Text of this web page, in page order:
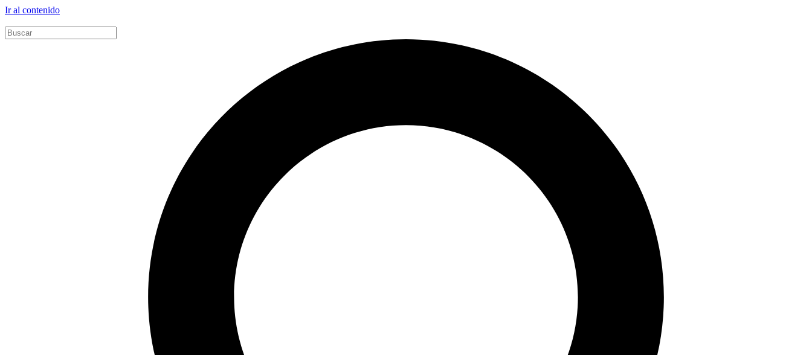
Ir al contenido